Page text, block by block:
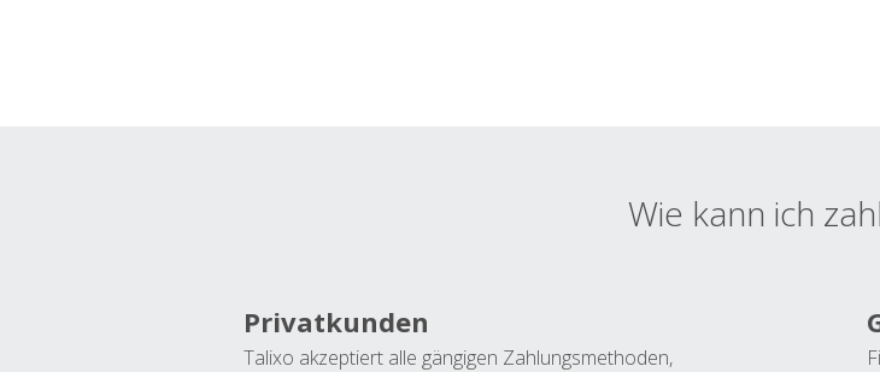
Wie kann ich
Privatkunden
Talixo akzeptiert alle gängigen Zahlungsmethoden,